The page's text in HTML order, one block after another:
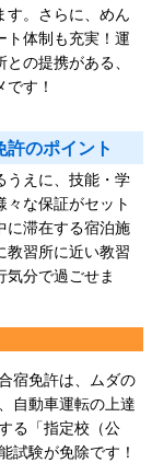
す。さらに、めん
ト体制も充実！運
の提携がある、
す！
許のポイント
うえに、技能・学
な保証がセット
に滞在する宿泊施
教習所に近い教習
気分で過ごせま
宿免許は、ムダの
自動車運転の上達
る「指定校（公
試験が免除です！